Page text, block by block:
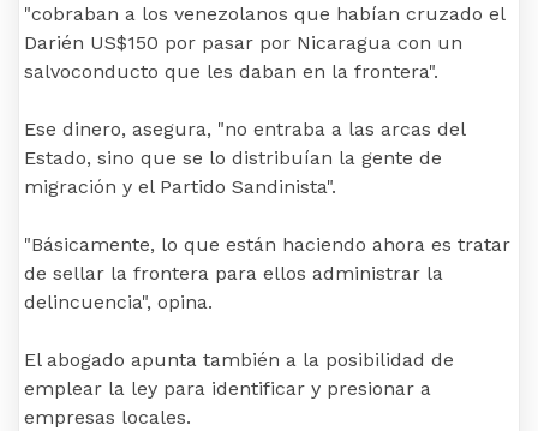
"cobraban a los venezolanos que habían cruzado el
Darién US$150 por pasar por Nicaragua con un
salvoconducto que les daban en la frontera".
Ese dinero, asegura, "no entraba a las arcas del
Estado, sino que se lo distribuían la gente de
migración y el Partido Sandinista".
"Básicamente, lo que están haciendo ahora es tratar
de sellar la frontera para ellos administrar la
delincuencia", opina.
El abogado apunta también a la posibilidad de
emplear la ley para identificar y presionar a
empresas locales.